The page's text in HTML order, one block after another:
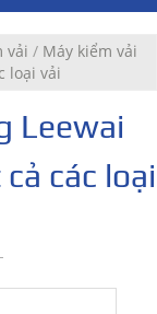
vải / Máy kiểm vải
loại vải
Leewai
các loại